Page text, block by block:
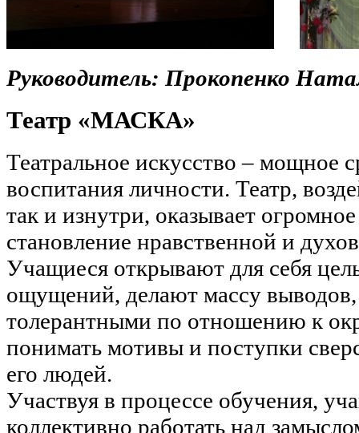
Руководитель: Прокопенко
Театр «МАСКА»
Театральное искусство – мощное
воспитания личности. Театр,
так и изнутри, оказывает
становление нравственной и
Учащиеся открывают для себя
ощущений, делают массу выводов,
толерантными по отношению к
понимать мотивы и поступки
его людей.
Участвуя в процессе обучения,
коллективно работать над